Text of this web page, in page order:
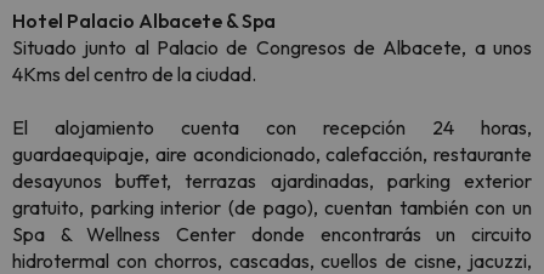
Hotel Palacio Albacete & Spa
Situado junto al Palacio de Congresos de Albacete, a unos
4Kms del centro de la ciudad.
El alojamiento cuenta con recepción 24 horas,
guardaequipaje, aire acondicionado, calefacción, restaurante
desayunos buffet, terrazas ajardinadas, parking exterior
gratuito, parking interior (de pago), cuentan también con un
Spa & Wellness Center donde encontrarás un circuito
hidrotermal con chorros, cascadas, cuellos de cisne, jacuzzi,